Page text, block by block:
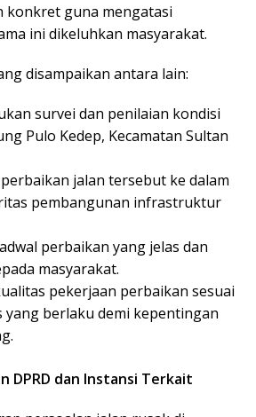
konkret guna mengatasi
ini dikeluhkan masyarakat.
disampaikan antara lain:
survei dan penilaian kondisi
Pulo Kedep, Kecamatan Sultan
jalan tersebut ke dalam
pembangunan infrastruktur
perbaikan yang jelas dan
masyarakat.
pekerjaan perbaikan sesuai
yang berlaku demi kepentingan
DPRD dan Instansi Terkait